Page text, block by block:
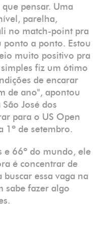
pensar. Uma
parelha,
no match-point pra
a ponto. Estou
muito positivo pra
fiz um ótimo
de encarar
de ano", apontou
José dos
para o US Open
1º de setembro.
e 66º do mundo, ele
é concentrar de
essa vaga na
sabe fazer algo